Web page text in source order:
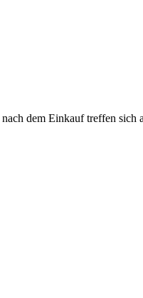
dem Einkauf treffen sich